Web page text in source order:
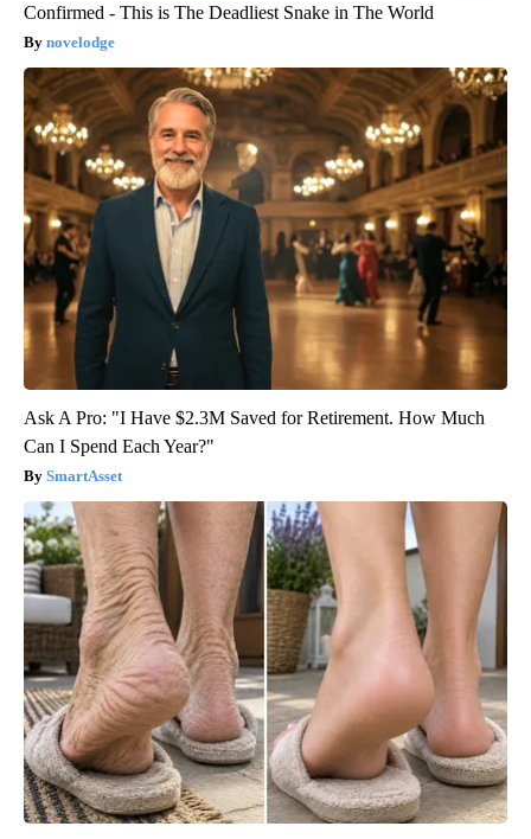
Confirmed - This is The Deadliest Snake in The World
novelodge
Ask A Pro: "I Have $2.3M Saved for Retirement. How Much
Can I Spend Each Year?"
SmartAsset